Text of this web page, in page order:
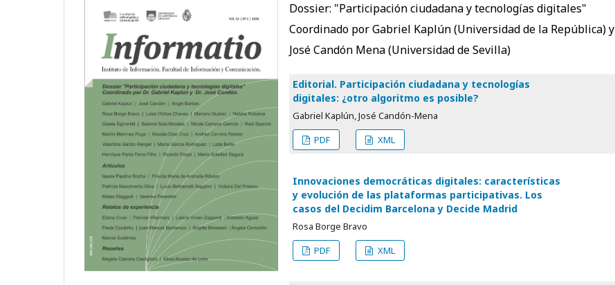
Dossier: "Participación ciudadana y tecnologías digitales"
Coordinado por Gabriel Kaplún (Universidad de la República) y
José Candón Mena (Universidad de Sevilla)
Editorial. Participación ciudadana y tecnologías
digitales: ¿otro algoritmo es posible?
Gabriel Kaplún, José Candón-Mena
PDF
XML
Innovaciones democráticas digitales: características
y evolución de las plataformas participativas. Los
casos del Decidim Barcelona y Decide Madrid
Rosa Borge Bravo
PDF
XML